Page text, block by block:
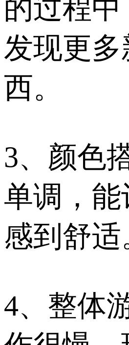
的过程
发现更多
西。
3、颜色
单调，能
感到舒适
4、整体